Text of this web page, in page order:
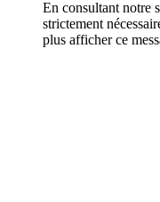
En consultant notre
strictement
plus afficher ce